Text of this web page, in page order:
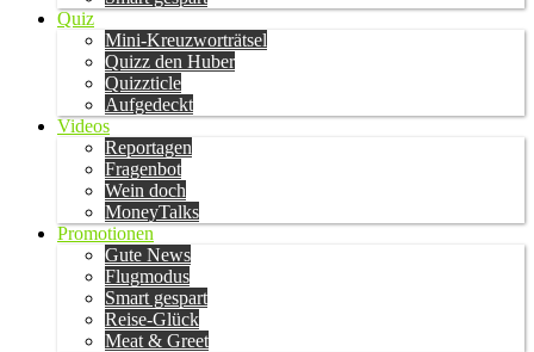
Quiz
Mini-Kreuzworträtsel
Quizz den Huber
Quizzticle
Aufgedeckt
Videos
Reportagen
Fragenbot
Wein doch
MoneyTalks
Promotionen
Gute News
Flugmodus
Smart gespart
Reise-Glück
Meat & Greet